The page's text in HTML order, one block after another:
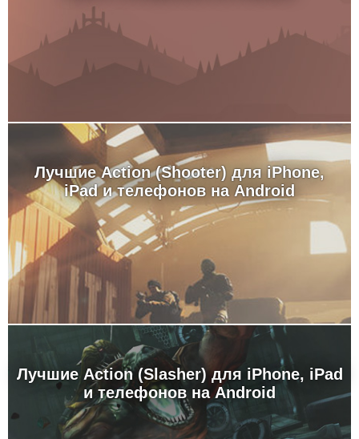
Лучшие Action (Shooter) для iPhone,
iPad и телефонов на Android
Лучшие Action (Slasher) для iPhone, iPad
и телефонов на Android